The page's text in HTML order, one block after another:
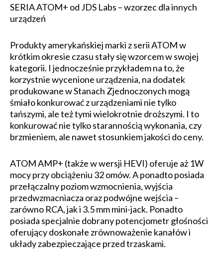
SERIA ATOM+ od JDS Labs – wzorzec dla innych
urządzeń
Produkty amerykańskiej marki z serii ATOM w
krótkim okresie czasu stały się wzorcem w swojej
kategorii. I jednocześnie przykładem na to, że
korzystnie wycenione urządzenia, na dodatek
produkowane w Stanach Zjednoczonych mogą
śmiało konkurować z urządzeniami nie tylko
tańszymi, ale też tymi wielokrotnie droższymi. I to
konkurować nie tylko starannością wykonania, czy
brzmieniem, ale nawet stosunkiem jakości do ceny.
ATOM AMP+ (także w wersji HEVI) oferuje aż 1W
mocy przy obciążeniu 32 omów. A ponadto posiada
przełączalny poziom wzmocnienia, wyjścia
przedwzmacniacza oraz podwójne wejścia –
zarówno RCA, jak i 3.5 mm mini-jack. Ponadto
posiada specjalnie dobrany potencjometr głośności
oferujący doskonałe zrównoważenie kanałów i
układy zabezpieczające przed trzaskami.